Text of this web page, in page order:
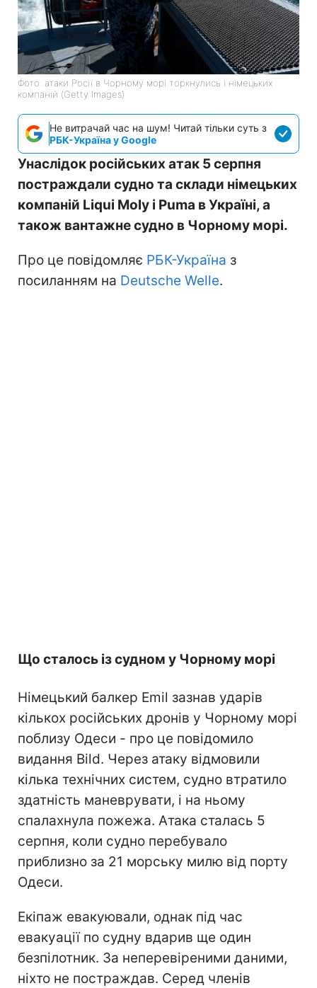
Фото: атаки Росії в Чорному морі торкнулись і німецьких
компаній (Getty Images)
Не витрачай час на шум! Читай тільки суть з
РБК-Україна у Google
Унаслідок російських атак 5 серпня
постраждали судно та склади німецьких
компаній Liqui Moly і Puma в Україні, а
також вантажне судно в Чорному морі.
Про це повідомляє РБК-Україна з
посиланням на Deutsche Welle.
Що сталось із судном у Чорному морі
Німецький балкер Emil зазнав ударів
кількох російських дронів у Чорному морі
поблизу Одеси - про це повідомило
видання Bild. Через атаку відмовили
кілька технічних систем, судно втратило
здатність маневрувати, і на ньому
спалахнула пожежа. Атака сталась 5
серпня, коли судно перебувало
приблизно за 21 морську милю від порту
Одеси.
Екіпаж евакуювали, однак під час
евакуації по судну вдарив ще один
безпілотник. За неперевіреними даними,
ніхто не постраждав. Серед членів